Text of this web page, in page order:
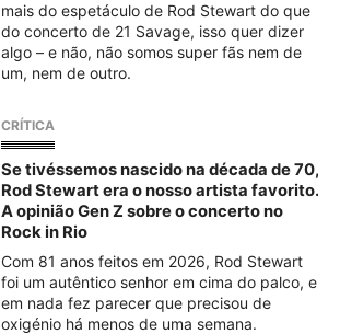
mais do espetáculo de Rod Stewart do que
do concerto de 21 Savage, isso quer dizer
algo – e não, não somos super fãs nem de
um, nem de outro.
CRÍTICA
Se tivéssemos nascido na década de 70,
Rod Stewart era o nosso artista favorito.
A opinião Gen Z sobre o concerto no
Rock in Rio
Com 81 anos feitos em 2026, Rod Stewart
foi um autêntico senhor em cima do palco, e
em nada fez parecer que precisou de
oxigénio há menos de uma semana.